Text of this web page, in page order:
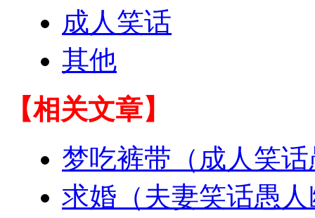
成人笑话
其他
【相关文章】
梦吃裤带（成人笑
求婚（夫妻笑话愚